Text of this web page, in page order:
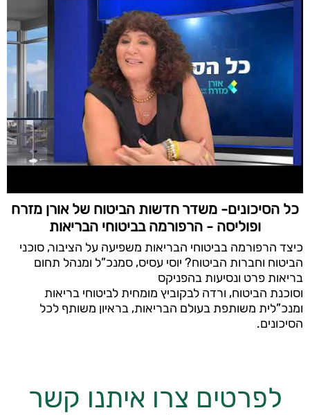
כל הסיכונים- משדר חדשות הביטוח של אורן מזרח
ופוליסה - הרפורמה בביטוחי הבריאות
כיצד הרפורמה בביטוחי הבריאות משפיעה על הציבור, סוכני
הביטוח וחברות הביטוח? יוסי עסיס, סמנכ”ל ומנהל תחום
בריאות פרט ונסיעות בהפניקס
וסוכנת הביטוח, ורדה לבקוביץ מומחית לביטוחי בריאות
ומנכ”לית משותפת בעולם הבריאות, בראיון משותף לכל
הסיכונים.
לפרטים צרו איתנו קשר